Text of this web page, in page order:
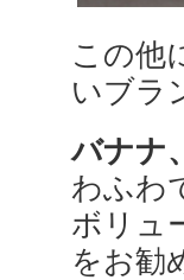
この他
いブラ
バナナ
わふわ
ボリュ
をお勧